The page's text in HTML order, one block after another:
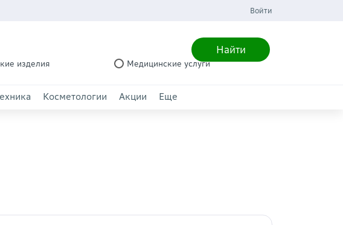
Войти
Найти
изделия Медицинские услуги
Косметологии Акции Еще